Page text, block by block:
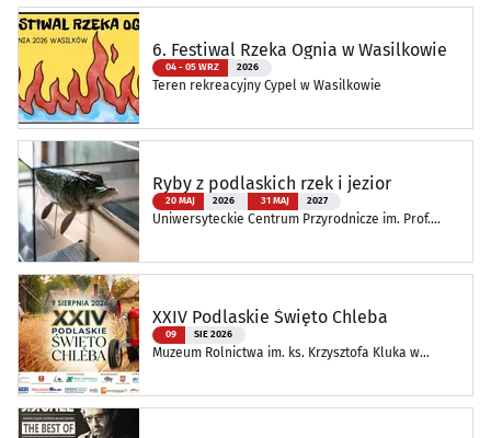
6. Festiwal Rzeka Ognia w Wasilkowie
04 - 05 WRZ 2026
Teren rekreacyjny Cypel w Wasilkowie
Ryby z podlaskich rzek i jezior
20 MAJ 2026 31 MAJ 2027
Uniwersyteckie Centrum Przyrodnicze im. Prof.
XXIV Podlaskie Święto Chleba
09 SIE 2026
Muzeum Rolnictwa im. ks. Krzysztofa Kluka w